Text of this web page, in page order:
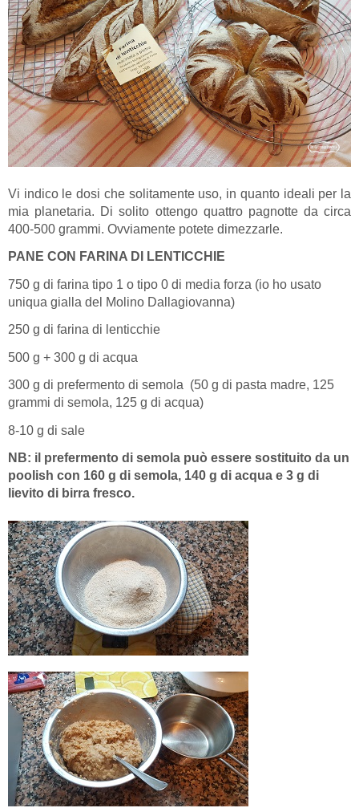
Vi indico le dosi che solitamente uso, in quanto ideali per la
mia planetaria. Di solito ottengo quattro pagnotte da circa
400-500 grammi. Ovviamente potete dimezzarle.
PANE CON FARINA DI LENTICCHIE
750 g di farina tipo 1 o tipo 0 di media forza (io ho usato
uniqua gialla del Molino Dallagiovanna)
250 g di farina di lenticchie
500 g + 300 g di acqua
300 g di prefermento di semola (50 g di pasta madre, 125
grammi di semola, 125 g di acqua)
8-10 g di sale
NB: il prefermento di semola può essere sostituito da un
poolish con 160 g di semola, 140 g di acqua e 3 g di
lievito di birra fresco.